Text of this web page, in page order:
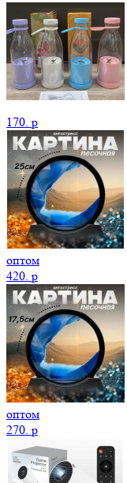
170. p
оптом
420. p
оптом
270. p